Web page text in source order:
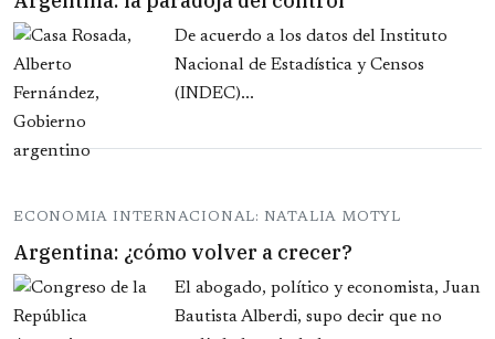
De acuerdo a los datos del Instituto
Nacional de Estadística y Censos
(INDEC)...
ECONOMIA INTERNACIONAL: NATALIA MOTYL
Argentina: ¿cómo volver a crecer?
El abogado, político y economista, Juan
Bautista Alberdi, supo decir que no